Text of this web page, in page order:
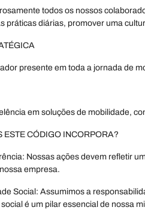
todos os nossos
práticas diárias, promover uma
presente em toda a jornada de
em soluções de mobilidade,
ESTE CÓDIGO INCORPORA?
Nossas ações devem refletir
empresa.
Social: Assumimos a
é um pilar essencial de nossa